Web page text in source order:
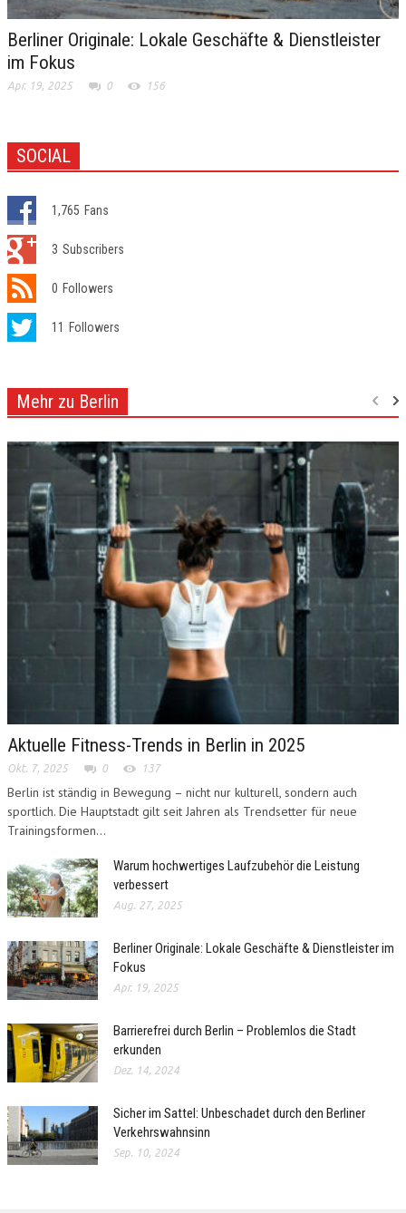
Berliner Originale: Lokale Geschäfte & Dienstleister
im Fokus
Apr. 19, 2025 0 156
SOCIAL
1,765 Fans
3 Subscribers
0 Followers
11 Followers
Mehr zu Berlin
Aktuelle Fitness-Trends in Berlin in 2025
Okt. 7, 2025 0 137
Berlin ist ständig in Bewegung – nicht nur kulturell, sondern auch
sportlich. Die Hauptstadt gilt seit Jahren als Trendsetter für neue
Trainingsformen...
Warum hochwertiges Laufzubehör die Leistung
verbessert
Aug. 27, 2025
Berliner Originale: Lokale Geschäfte & Dienstleister im
Fokus
Apr. 19, 2025
Barrierefrei durch Berlin – Problemlos die Stadt
erkunden
Dez. 14, 2024
Sicher im Sattel: Unbeschadet durch den Berliner
Verkehrswahnsinn
Sep. 10, 2024